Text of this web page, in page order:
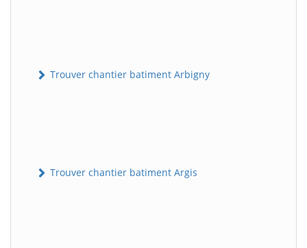
Trouver chantier batiment Arbigny
Trouver chantier batiment Argis